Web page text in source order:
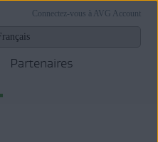
Connectez-vous à AVG Account
Partenaires